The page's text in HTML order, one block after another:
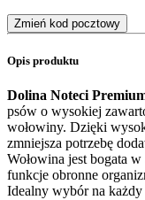
Zmień kod pocztowy
Opis produktu
Dolina Noteci
psów o wysokiej
wołowiny. Dzięki
zmniejsza potrzebę
Wołowina jest bogata
funkcje obronne
Idealny wybór na każdy